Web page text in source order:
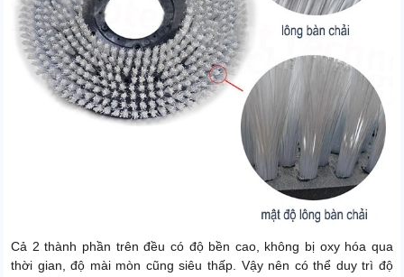
Cả 2 thành phần trên đều có độ bền cao, không bị oxy hóa qua
thời gian, độ mài mòn cũng siêu thấp. Vậy nên có thể duy trì độ